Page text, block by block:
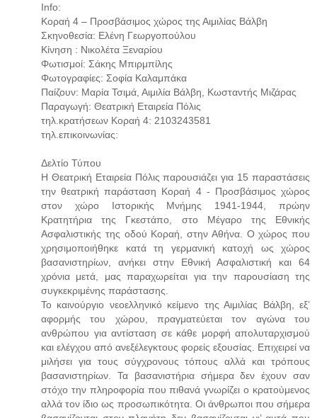
Info:
Κοραή 4 – Προσβάσιμος χώρος της Αιμιλίας Βάλβη
Σκηνοθεσία: Ελένη Γεωργοπούλου
Κίνηση : Νικολέτα Ξεναρίου
Φωτισμοί: Σάκης Μπιρμπίλης
Φωτογραφίες: Σοφία Καλαμπάκα
Παίζουν: Μαρία Τσιμά, Αιμιλία Βάλβη, Κωσταντής Μιζάρας
Παραγωγή: Θεατρική Εταιρεία Πόλις
τηλ.κρατήσεων Κοραή 4: 2103243581
τηλ.επικοινωνίας:
Δελτίο Τύπου
Η Θεατρική Εταιρεία Πόλις παρουσιάζει για 15 παραστάσεις
την θεατρική παράσταση Κοραή 4 - Προσβάσιμος χώρος
στον χώρο Ιστορικής Μνήμης 1941-1944, πρώην
Κρατητήρια της Γκεστάπο, στο Μέγαρο της Εθνικής
Ασφαλιστικής της οδού Κοραή, στην Αθήνα. Ο χώρος που
χρησιμοποιήθηκε κατά τη γερμανική κατοχή ως χώρος
βασανιστηρίων, ανήκει στην Εθνική Ασφαλιστική και 64
χρόνια μετά, μας παραχωρείται για την παρουσίαση της
συγκεκριμένης παράστασης.
Το καινούργιο νεοελληνικό κείμενο της Αιμιλίας Βάλβη, εξ’
αφορμής του χώρου, πραγματεύεται τον αγώνα του
ανθρώπου για αντίσταση σε κάθε μορφή απολυταρχισμού
και ελέγχου από ανεξέλεγκτους φορείς εξουσίας. Επιχειρεί να
μιλήσει για τους σύγχρονους τόπους αλλά και τρόπους
βασανιστηρίων. Τα βασανιστήρια σήμερα δεν έχουν σαν
στόχο την πληροφορία που πιθανά γνωρίζει ο κρατούμενος
αλλά τον ίδιο ως προσωπικότητα. Οι άνθρωποι που σήμερα